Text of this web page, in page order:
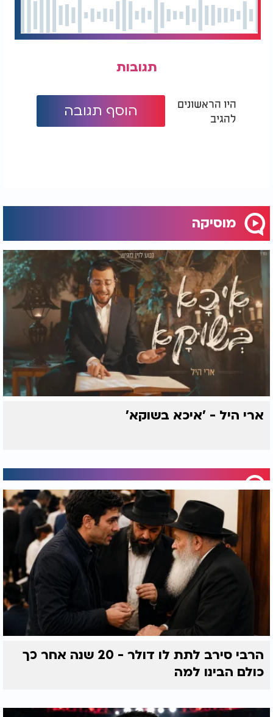
תגובות
היו הראשונים
להגיב
הוסף תגובה
מוסיקה
ארי היל - 'איכא בשוקא'
הרבי סירב לתת לו דולר - 20 שנה אחר כך
כולם הבינו למה